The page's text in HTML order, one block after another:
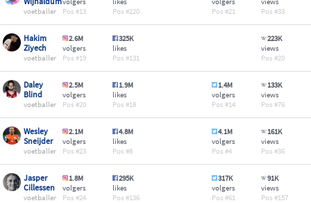
voetballer
13
220
21
33
Hakim
Ziyech
voetballer
2.6M
volgers
19
325K
likes
131
223K
views
20
Daley
Blind
voetballer
2.5M
volgers
20
1.9M
likes
18
1.4M
volgers
14
133K
views
76
Wesley
Sneijder
voetballer
2.1M
volgers
23
4.8M
likes
8
4.1M
volgers
4
161K
views
36
Jasper
Cillessen
voetballer
1.8M
volgers
24
295K
likes
136
317K
volgers
61
91K
views
157